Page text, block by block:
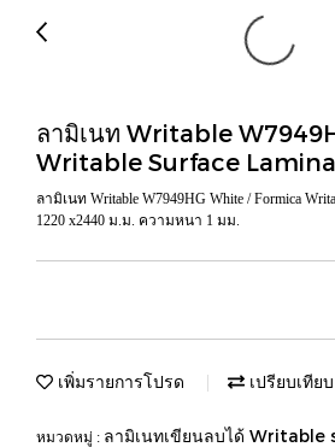
ลามิเนท Writable
Writable Surface
ลามิเนท Writable W7949HG White / Formica
1220 x2440 ม.ม. ความหนา 1 มม.
เพิ่มรายการโปรด เปรียบเทียบ
หมวดหมู่ : ลามิเนทเขียนลบได้ Writable